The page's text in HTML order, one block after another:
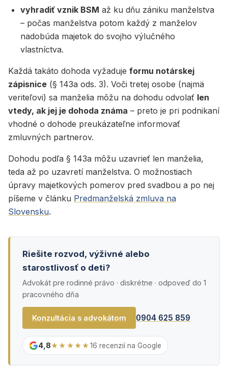
vyhradiť vznik BSM až ku dňu zániku manželstva
– počas manželstva potom každý z manželov
nadobúda majetok do svojho výlučného
vlastníctva.
Každá takáto dohoda vyžaduje formu notárskej
zápisnice (§ 143a ods. 3). Voči tretej osobe (najmä
veriteľovi) sa manželia môžu na dohodu odvolať len
vtedy, ak jej je dohoda známa – preto je pri podnikaní
vhodné o dohode preukázateľne informovať
zmluvných partnerov.
Dohodu podľa § 143a môžu uzavrieť len manželia,
teda až po uzavretí manželstva. O možnostiach
úpravy majetkových pomerov pred svadbou a po nej
píšeme v článku Predmanželská zmluva na
Slovensku.
Riešite rozvod, výživné alebo
starostlivosť o deti?
Advokát pre rodinné právo · diskrétne · odpoveď do 1
pracovného dňa
Konzultácia s advokátom 0904 625 859
4,8★★★★★16 recenzií na Google